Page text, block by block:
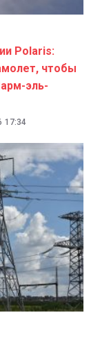
Polaris:
чтобы
эль-
17:34